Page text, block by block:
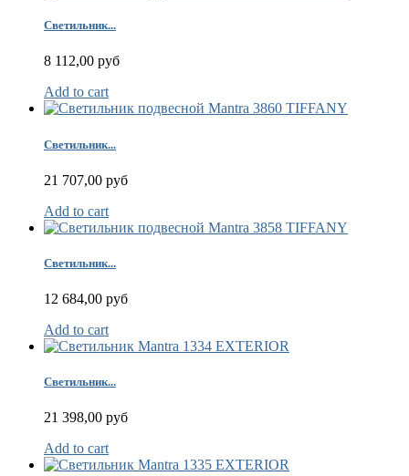
Светильник...
8 112,00 руб
Add to cart
Светильник...
21 707,00 руб
Add to cart
Светильник...
12 684,00 руб
Add to cart
Светильник...
21 398,00 руб
Add to cart